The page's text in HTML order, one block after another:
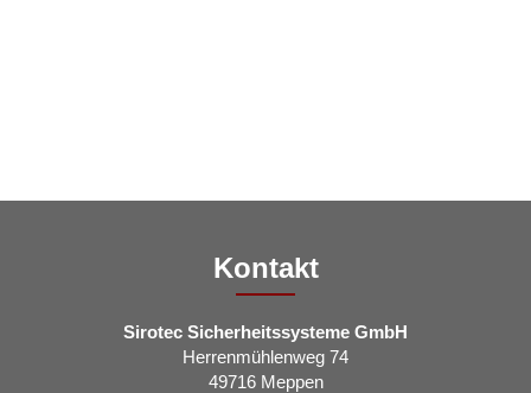
Kontakt
Sirotec Sicherheitssysteme GmbH
Herrenmühlenweg 74
49716 Meppen